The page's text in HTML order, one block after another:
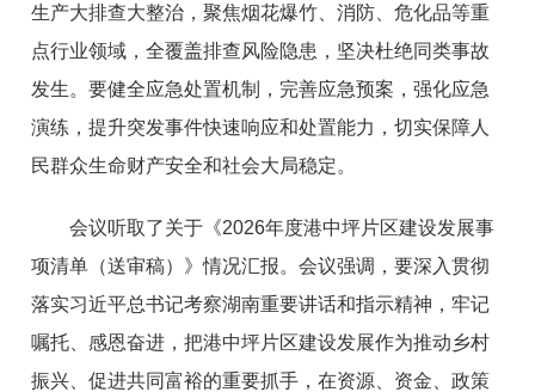
生产大排查大整治，聚焦烟花爆竹、消防、危化品等重
点行业领域，全覆盖排查风险隐患，坚决杜绝同类事故
发生。要健全应急处置机制，完善应急预案，强化应急
演练，提升突发事件快速响应和处置能力，切实保障人
民群众生命财产安全和社会大局稳定。
会议听取了关于《2026年度港中坪片区建设发展事
项清单（送审稿）》情况汇报。会议强调，要深入贯彻
落实习近平总书记考察湖南重要讲话和指示精神，牢记
嘱托、感恩奋进，把港中坪片区建设发展作为推动乡村
振兴、促进共同富裕的重要抓手，在资源、资金、政策